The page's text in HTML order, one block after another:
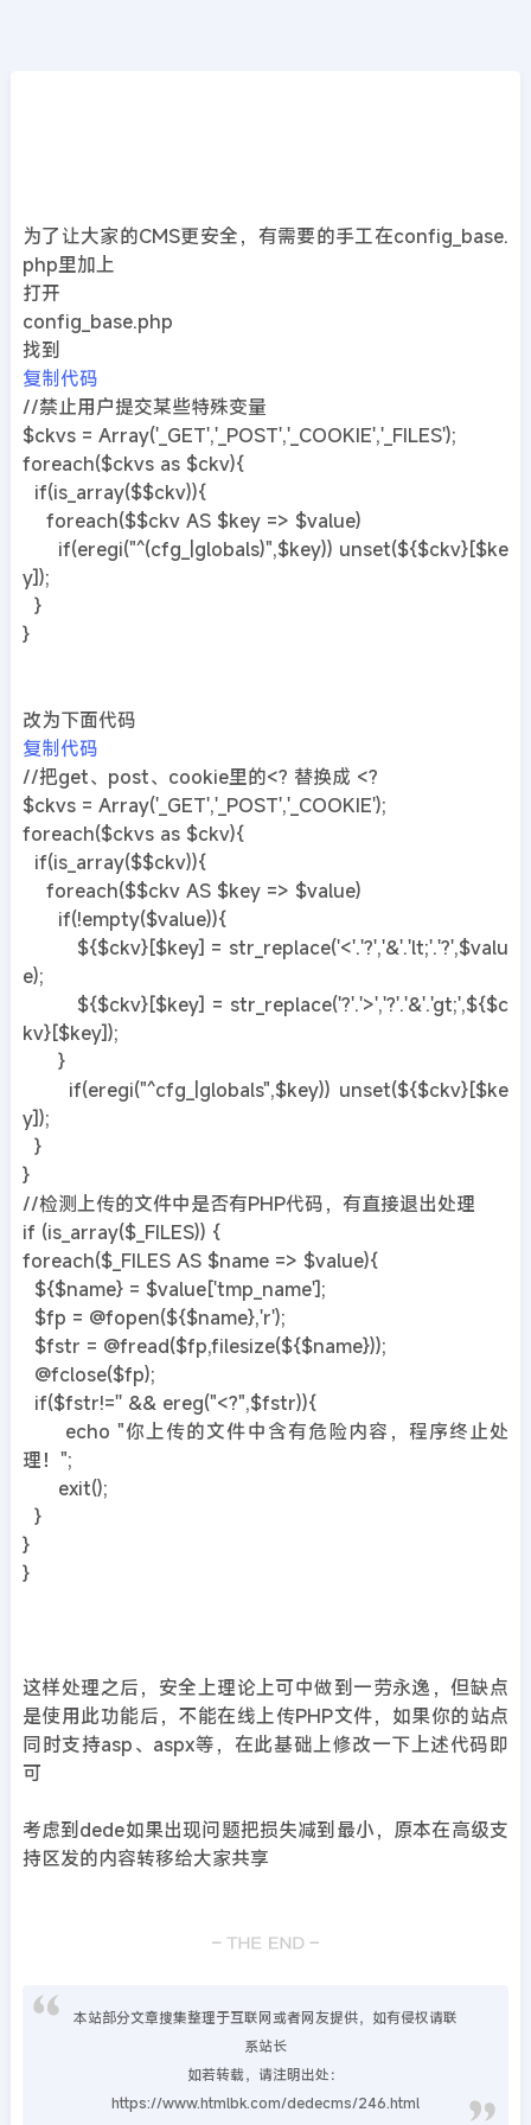
为了让大家的CMS更安全，有需要的手工在config_base.
php里加上
打开
config_base.php
找到
复制代码
//禁止用户提交某些特殊变量
$ckvs = Array('_GET','_POST','_COOKIE','_FILES');
foreach($ckvs as $ckv){
if(is_array($$ckv)){
foreach($$ckv AS $key => $value)
if(eregi("^(cfg_|globals)",$key)) unset(${$ckv}[$ke
y]);
}
}
改为下面代码
复制代码
//把get、post、cookie里的<? 替换成 <?
$ckvs = Array('_GET','_POST','_COOKIE');
foreach($ckvs as $ckv){
if(is_array($$ckv)){
foreach($$ckv AS $key => $value)
if(!empty($value)){
${$ckv}[$key] = str_replace('<'.'?','&'.'lt;'.'?',$valu
e);
${$ckv}[$key] = str_replace('?'.'>','?'.'&'.'gt;',${$c
kv}[$key]);
}
if(eregi("^cfg_|globals",$key)) unset(${$ckv}[$ke
y]);
}
}
//检测上传的文件中是否有PHP代码，有直接退出处理
if (is_array($_FILES)) {
foreach($_FILES AS $name => $value){
${$name} = $value['tmp_name'];
$fp = @fopen(${$name},'r');
$fstr = @fread($fp,filesize(${$name}));
@fclose($fp);
if($fstr!='' && ereg("<?",$fstr)){
echo "你上传的文件中含有危险内容，程序终止处
理！";
exit();
}
}
}
这样处理之后，安全上理论上可中做到一劳永逸，但缺点
是使用此功能后，不能在线上传PHP文件，如果你的站点
同时支持asp、aspx等，在此基础上修改一下上述代码即
可
考虑到dede如果出现问题把损失减到最小，原本在高级支
持区发的内容转移给大家共享
本站部分文章搜集整理于互联网或者网友提供，如有侵权请联
系站长
如若转载，请注明出处：
https://www.htmlbk.com/dedecms/246.html